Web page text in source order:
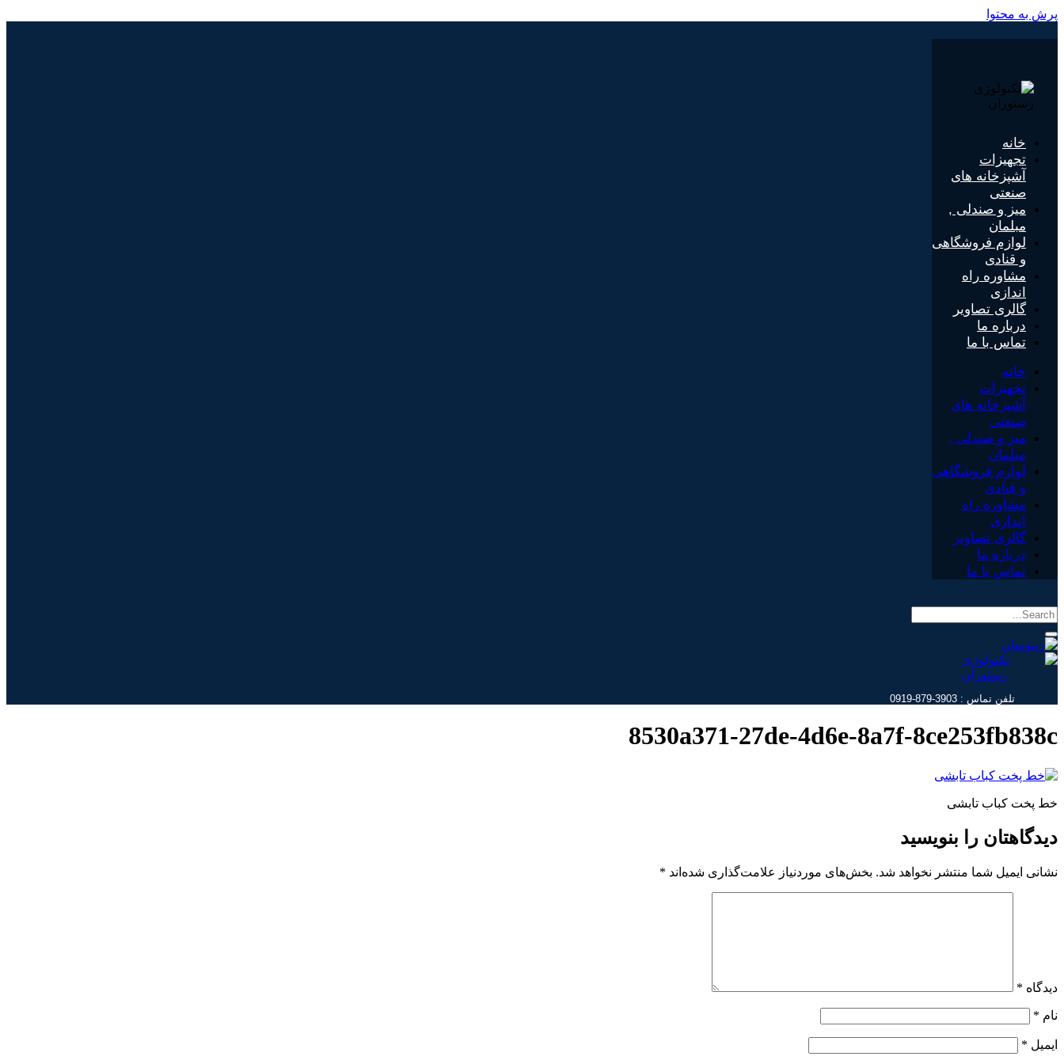
پرش به محتوا
خانه
تجهیزات
آشپزخانه های
صنعتی
میز و صندلی ,
مبلمان
لوازم فروشگاهی
و قنادی
مشاوره راه
اندازی
گالری تصاویر
درباره ما
تماس با ما
خانه
تجهیزات
آشپزخانه های
صنعتی
میز و صندلی ,
مبلمان
لوازم فروشگاهی
و قنادی
مشاوره راه
اندازی
گالری تصاویر
درباره ما
تماس با ما
تلفن تماس : 3903-879-0919
8530a371-27de-4d6e-8a7f-8ce253fb838c
خط پخت کباب تابشی
دیدگاهتان را بنویسید
نشانی ایمیل شما منتشر نخواهد شد. بخش‌های موردنیاز علامت‌گذاری شده‌اند *
دیدگاه *
نام *
ایمیل *